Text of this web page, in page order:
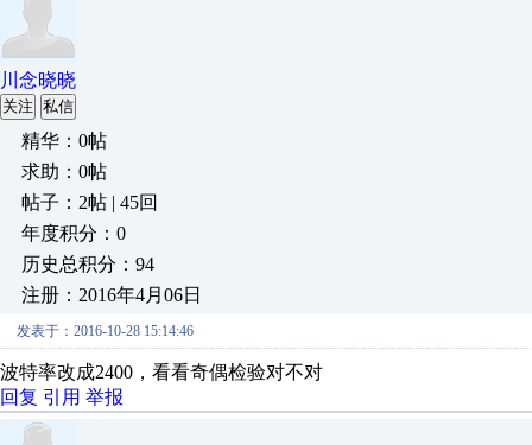
川念晓晓
关注 私信
精华：0帖
求助：0帖
帖子：2帖 | 45回
年度积分：0
历史总积分：94
注册：2016年4月06日
发表于：2016-10-28 15:14:46
波特率改成2400，看看奇偶检验对不对
回复 引用 举报